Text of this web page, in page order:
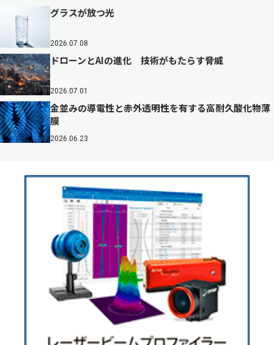
グラスが放つ光
2026.07.08
ドローンとAIの進化 技術がもたらす脅威
2026.07.01
金並みの導電性と赤外透明性を有する高耐久酸化物薄
膜
2026.06.23